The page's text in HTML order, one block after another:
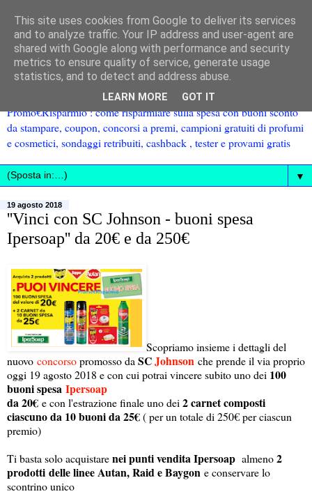
Promo€Risparmio : come risparmiare sulla spesa con buoni sconto
da stampare, coupon, concorsi a premi, campioni gratuiti di profumi
e cosmetici, sondaggi retribuiti, cashback , tester e provami gratis
▼
19 agosto 2018
''Vinci con SC Johnson - buoni spesa
Ipersoap'' da 20€ e da 250€
Scopriamo insieme i dettagli del
nuovo concorsopromosso da SCJohnson che prende il via proprio
oggi 19 agosto 2018 e con cui potrai vincere subito uno dei 100
buoni spesa Ipersoap
da 20€ e con l'estrazione finale uno dei 2 carnet composti
ciascuno da 10 buoni da 25€( per un totale di 250€ per ciascun
premio)
Ti basta solo acquistarenei punti vendita Ipersoap almeno2
prodotti delle linee Autan, Raid e Baygon e conservare lo
scontrino unico
This site uses cookies from Google to deliver its services
and to analyze traffic. Your IP address and user-agent are
shared with Google along with performance and security
metrics to ensure quality of service, generate usage
statistics, and to detect and address abuse.
LEARN MORE GOT IT